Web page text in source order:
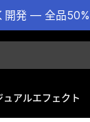
発 — 全品50%
ュアルエフェクト